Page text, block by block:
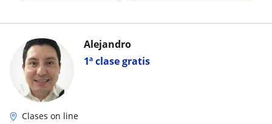
1ª clase gratis
Alejandro
Clases on line